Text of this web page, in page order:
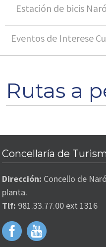
Estación de bicis
Eventos de Interese
Rutas a
Concellaría de
Dirección: Concello de
planta.
Tlf: 981.33.77.00 ext 1316